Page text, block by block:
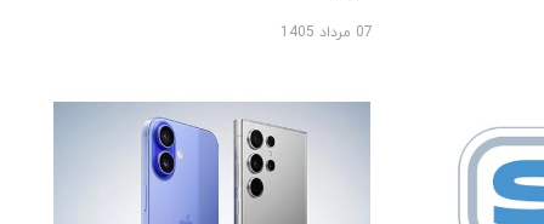
07 مرداد 1405